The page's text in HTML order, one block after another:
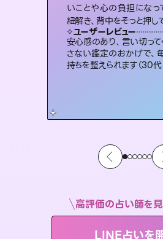
いことや心の負担になっ
紐解き、背中をそっと押し
ユーザーレビュー
安心感のあり、言い切っ
さない鑑定のおかげで、
持ちを整えられます（30代
ントを優しく引き出し
ユーザーレビュー
不安な気持ちが嘘み
た…！よく視えていら
感じました（40代 女性
い未来をサポート
ユーザーレビュー
とても心温まる鑑定
らは何も言っていな
しゃるんだなと驚き
3,700年以上の歴史を持つ東洋最古の占術「易占」で詳細まで占い、幸せへ向か
ユーザーレビ
複雑な背景もし
いただけました。
た（50代 女性）
寧に読み解き
ユーザーレ
鑑定していただ
動すると仲が復
とうございまし
選択できるよ
ユーザーレ
職場の人の性
本当によく視
打てて前向き
高評価の占い師を
LINE占いを